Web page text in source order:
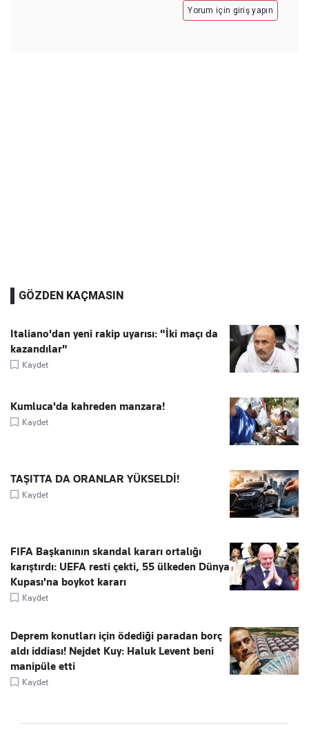
Yorum için giriş yapın
GÖZDEN KAÇMASIN
Italiano'dan yeni rakip uyarısı: "İki maçı da
kazandılar"
Kaydet
Kumluca'da kahreden manzara!
Kaydet
TAŞITTA DA ORANLAR YÜKSELDİ!
Kaydet
FIFA Başkanının skandal kararı ortalığı
karıştırdı: UEFA resti çekti, 55 ülkeden Dünya
Kupası'na boykot kararı
Kaydet
Deprem konutları için ödediği paradan borç
aldı iddiası! Nejdet Kuy: Haluk Levent beni
manipüle etti
Kaydet